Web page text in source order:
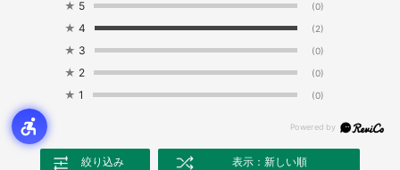
★ 5 (0)
★ 4 (2)
★ 3 (0)
★ 2 (0)
★ 1 (0)
絞り込み 表示：新しい順